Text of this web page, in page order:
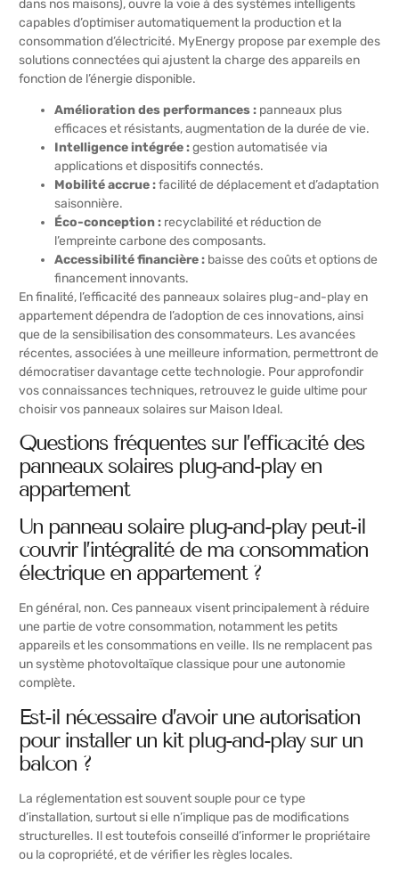
dans nos maisons), ouvre la voie à des systèmes intelligents
capables d’optimiser automatiquement la production et la
consommation d’électricité. MyEnergy propose par exemple des
solutions connectées qui ajustent la charge des appareils en
fonction de l’énergie disponible.
Amélioration des performances : panneaux plus
efficaces et résistants, augmentation de la durée de vie.
Intelligence intégrée :gestion automatisée via
applications et dispositifs connectés.
Mobilité accrue :facilité de déplacement et d’adaptation
saisonnière.
Éco-conception : recyclabilité et réduction de
l’empreinte carbone des composants.
Accessibilité financière : baisse des coûts et options de
financement innovants.
En finalité, l’efficacité des panneaux solaires plug-and-play en
appartement dépendra de l’adoption de ces innovations, ainsi
que de la sensibilisation des consommateurs. Les avancées
récentes, associées à une meilleure information, permettront de
démocratiser davantage cette technologie. Pour approfondir
vos connaissances techniques, retrouvez le guide ultime pour
choisir vos panneaux solaires sur Maison Ideal.
Questions fréquentes sur l’efficacité des
panneaux solaires plug-and-play en
appartement
Un panneau solaire plug-and-play peut-il
couvrir l’intégralité de ma consommation
électrique en appartement ?
En général, non. Ces panneaux visent principalement à réduire
une partie de votre consommation, notamment les petits
appareils et les consommations en veille. Ils ne remplacent pas
un système photovoltaïque classique pour une autonomie
complète.
Est-il nécessaire d’avoir une autorisation
pour installer un kit plug-and-play sur un
balcon ?
La réglementation est souvent souple pour ce type
d’installation, surtout si elle n’implique pas de modifications
structurelles. Il est toutefois conseillé d’informer le propriétaire
ou la copropriété, et de vérifier les règles locales.